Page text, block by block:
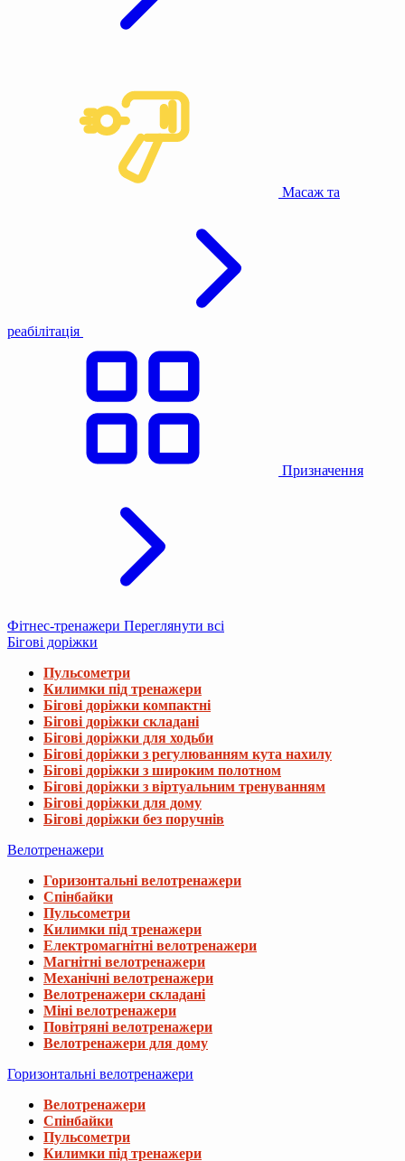
Масаж та
реабілітація
Призначення
Фітнес-тренажери Переглянути всі
Бігові доріжки
Пульсометри
Килимки під тренажери
Бігові доріжки компактні
Бігові доріжки складані
Бігові доріжки для ходьби
Бігові доріжки з регулюванням кута нахилу
Бігові доріжки з широким полотном
Бігові доріжки з віртуальним тренуванням
Бігові доріжки для дому
Бігові доріжки без поручнів
Велотренажери
Горизонтальні велотренажери
Спінбайки
Пульсометри
Килимки під тренажери
Електромагнітні велотренажери
Магнітні велотренажери
Механічні велотренажери
Велотренажери складані
Міні велотренажери
Повітряні велотренажери
Велотренажери для дому
Горизонтальні велотренажери
Велотренажери
Спінбайки
Пульсометри
Килимки під тренажери